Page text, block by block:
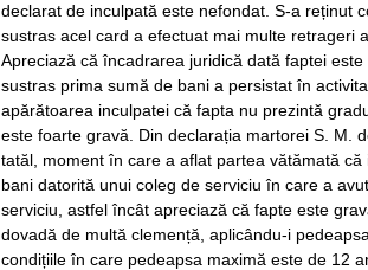
declarat de inculpată este nefondat. S-a reținut
sustras acel card a efectuat mai multe retrageri
Apreciază că încadrarea juridică dată faptei
sustras prima sumă de bani a persistat în
apărătoarea inculpatei că fapta nu prezintă
este foarte gravă. Din declarația martorei S. M.
tatăl, moment în care a aflat partea vătămată
bani datorită unui coleg de serviciu în care a
serviciu, astfel încât apreciază că fapte este
dovadă de multă clemență, aplicându-i
condițiile în care pedeapsa maximă este de 12